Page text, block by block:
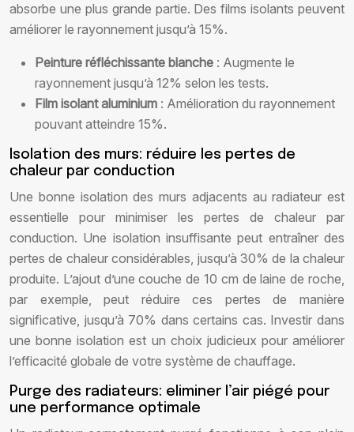
absorbe une plus grande partie. Des films isolants peuvent
améliorer le rayonnement jusqu’à 15%.
Peinture réfléchissante blanche : Augmente le
rayonnement jusqu’à 12% selon les tests.
Film isolant aluminium : Amélioration du rayonnement
pouvant atteindre 15%.
Isolation des murs: réduire les pertes de
chaleur par conduction
Une bonne isolation des murs adjacents au radiateur est
essentielle pour minimiser les pertes de chaleur par
conduction. Une isolation insuffisante peut entraîner des
pertes de chaleur considérables, jusqu’à 30% de la chaleur
produite. L’ajout d’une couche de 10 cm de laine de roche,
par exemple, peut réduire ces pertes de manière
significative, jusqu’à 70% dans certains cas. Investir dans
une bonne isolation est un choix judicieux pour améliorer
l’efficacité globale de votre système de chauffage.
Purge des radiateurs: eliminer l’air piégé pour
une performance optimale